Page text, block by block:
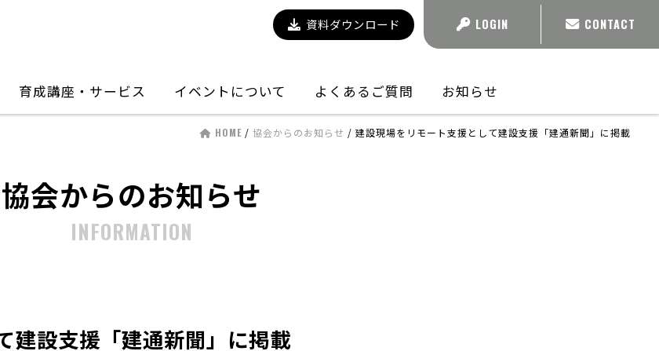
資料ダウンロード LOGIN CONTACT
育成講座・サービス イベントについて よくあるご質問 お知らせ
HOME / 協会からのお知らせ / 建設現場をリモート支援として建設支援「建通新聞」に掲載
協会からのお知らせ
INFORMATION
建設支援「建通新聞」に掲載